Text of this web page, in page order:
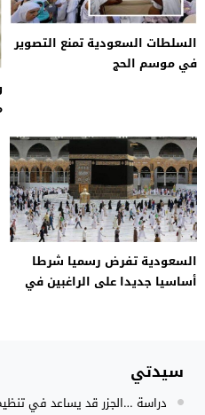
السلطات السعودية تمنع التصوير
في موسم الحج
السعودية تفرض رسميا شرطا
أساسيا جديدا على الراغبين في
سيدتي
دراسة …الجزر قد يساعد في